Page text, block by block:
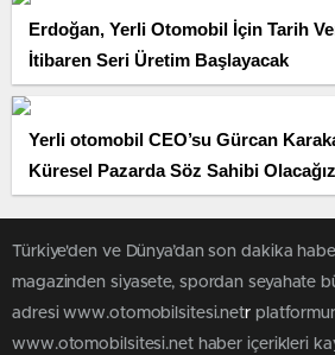
Erdoğan, Yerli Otomobil İçin Tarih
İtibaren Seri Üretim Başlayacak
Yerli otomobil CEO’su Gürcan
Küresel Pazarda Söz Sahibi Olacağız
Türkiye'den ve Dünya’dan son dakika
magazinden siyasete, spordan seyahate
adresi www.otomobilsitesi.netr
www.otomobilsitesi.net haber içerikleri